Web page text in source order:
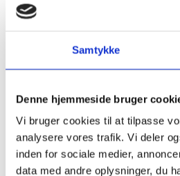
Samtykke
Denne hjemmeside bruger
Vi bruger cookies til at tilpasse
analysere vores trafik. Vi deler
inden for sociale medier,
data med andre oplysninger, du